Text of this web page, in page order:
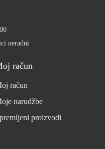
neradni
račun
račun
narudžbe
proizvodi